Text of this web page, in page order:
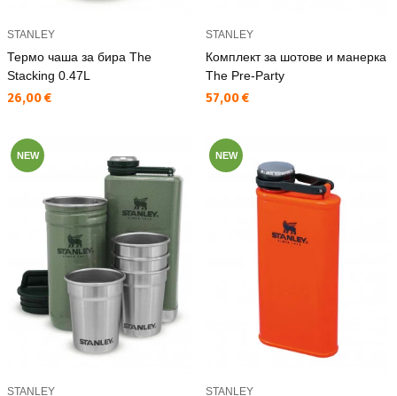
STANLEY
Термо чаша за бира The
Stacking 0.47L
Текуща цена:
26,00 €
STANLEY
Комплект за шотове и манерка
The Pre-Party
Текуща цена:
57,00 €
NEW
STANLEY
NEW
STANLEY